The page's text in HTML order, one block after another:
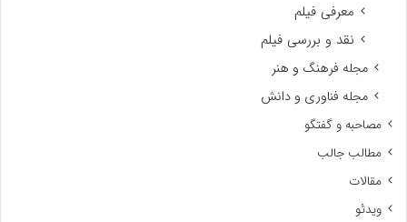
معرفی فیلم
نقد و بررسی فیلم
مجله فرهنگ و هنر
مجله فناوری و دانش
مصاحبه و گفتگو
مطالب جالب
مقالات
ویدئو